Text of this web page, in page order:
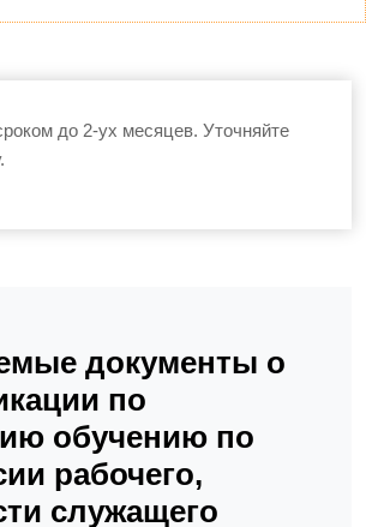
до 2-ух месяцев. Уточняйте
документы о
по
обучению по
рабочего,
служащего